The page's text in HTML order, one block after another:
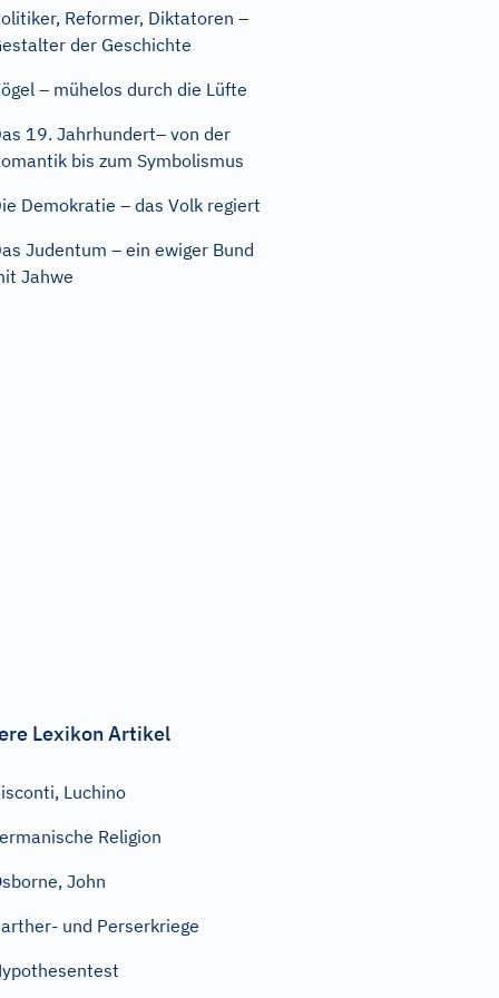
Reformer, Diktatoren –
der Geschichte
– mühelos durch die Lüfte
19. Jahrhundert– von der
bis zum Symbolismus
Demokratie – das Volk regiert
Judentum – ein ewiger Bund
Jahwe
Lexikon Artikel
Luchino
Religion
John
und Perserkriege